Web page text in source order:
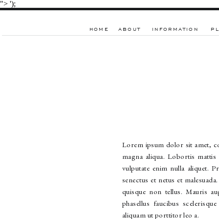
"> ');
ABOUT
HOME INFORMATION
Lorem ipsum dolor sit amet,
magna aliqua. Lobortis
vulputate enim nulla aliquet.
senectus et netus et
quisque non tellus. Mauris
phasellus faucibus
aliquam ut porttitor leo a.